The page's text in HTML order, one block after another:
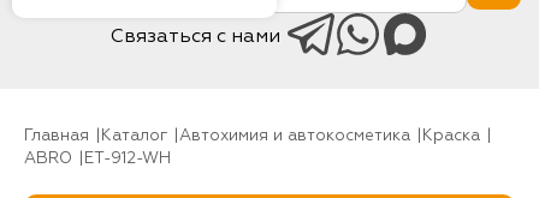
Связаться с нами
Главная Каталог Автохимия и автокосметика
Краска
ABRO
ET-912-WH